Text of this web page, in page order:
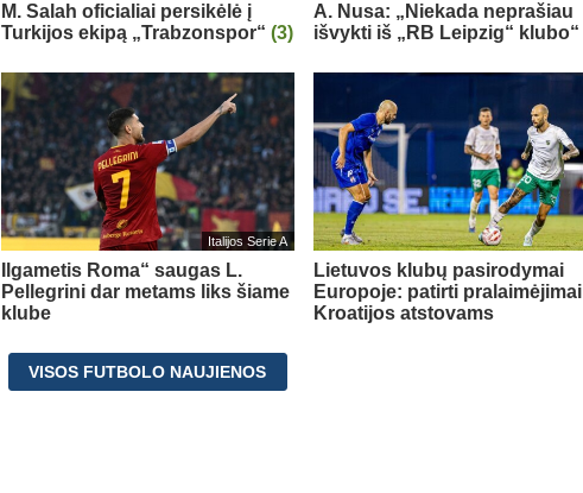
M. Salah oficialiai persikėlė į
Turkijos ekipą „Trabzonspor“(3)
A. Nusa: „Niekada neprašiau
išvykti iš „RB Leipzig“ klubo“
Italijos Serie A
Ilgametis Roma“ saugas L.
Pellegrini dar metams liks šiame
klube
Lietuvos klubų pasirodymai
Europoje: patirti pralaimėjimai
Kroatijos atstovams
VISOS FUTBOLO NAUJIENOS